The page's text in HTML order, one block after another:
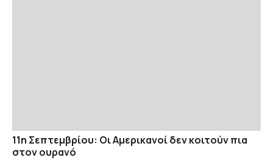
11η Σεπτεμβρίου: Οι Αμερικανοί δεν κοιτούν πια
στον ουρανό